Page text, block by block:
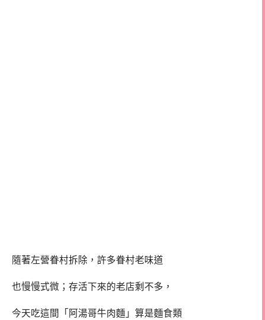
隨著左營眷村拆除，許多眷村老味道
也慢慢式微；存活下來的老店剩不多，
今天吃這間「阿湯哥牛肉麵」算是麵食類